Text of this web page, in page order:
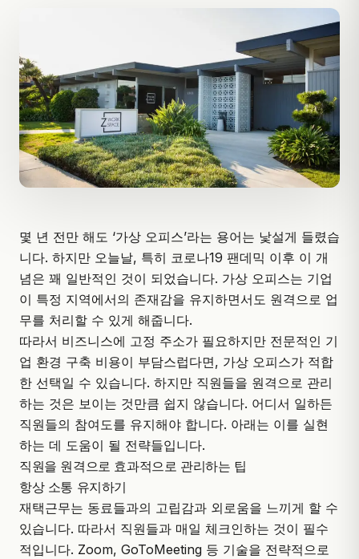
몇 년 전만 해도 ‘가상 오피스’라는 용어는 낯설게 들렸습
니다. 하지만 오늘날, 특히 코로나19 팬데믹 이후 이 개
념은 꽤 일반적인 것이 되었습니다. 가상 오피스는 기업
이 특정 지역에서의 존재감을 유지하면서도 원격으로 업
무를 처리할 수 있게 해줍니다.
따라서 비즈니스에 고정 주소가 필요하지만 전문적인 기
업 환경 구축 비용이 부담스럽다면, 가상 오피스가 적합
한 선택일 수 있습니다. 하지만 직원들을 원격으로 관리
하는 것은 보이는 것만큼 쉽지 않습니다. 어디서 일하든
직원들의 참여도를 유지해야 합니다. 아래는 이를 실현
하는 데 도움이 될 전략들입니다.
직원을 원격으로 효과적으로 관리하는 팁
항상 소통 유지하기
재택근무는 동료들과의 고립감과 외로움을 느끼게 할 수
있습니다. 따라서 직원들과 매일 체크인하는 것이 필수
적입니다. Zoom, GoToMeeting 등 기술을 전략적으로